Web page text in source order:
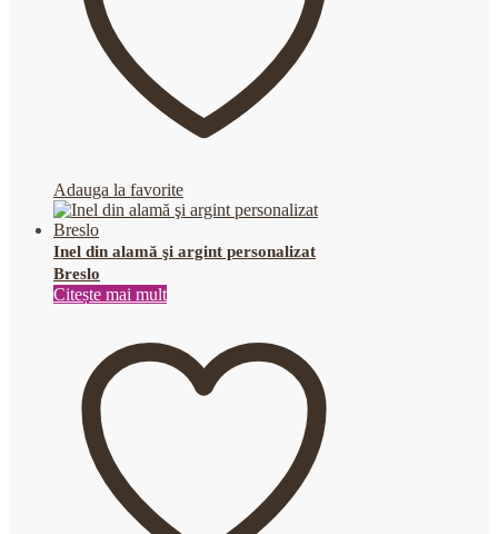
Adauga la favorite
Inel din alamă şi argint personalizat
Breslo
Citește mai mult